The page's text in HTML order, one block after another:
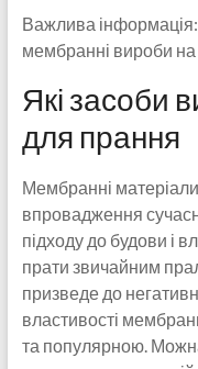
Важлива
мембранні вироби на
Які засоби
для прання
Мембранні
впровадження
підходу до будови і
прати звичайним
призведе до
властивості
та популярною.